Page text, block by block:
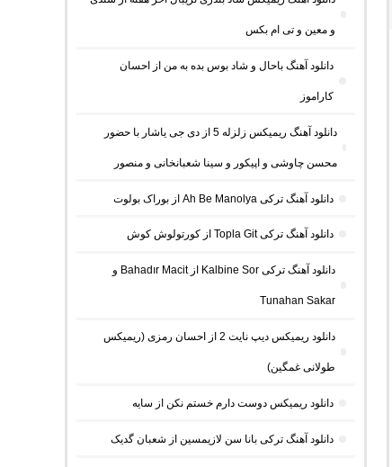
و معین و تی ام بکس
دانلود آهنگ باحال و شاد بوس بده به من از احسان
کاراموز
دانلود آهنگ ریمیکس زلزله 5 از دی جی یاشار با حضور
محسن چاوشی و اپیکور و سینا شعبانخانی و منصور
دانلود آهنگ ترکی Ah Be Manolya از بوراک بولوت
دانلود آهنگ ترکی Topla Git از کورتولوش کوش
دانلود آهنگ ترکی Kalbine Sor از Bahadır Macit و
Tunahan Sakar
دانلود ریمیکس دیپ نایت 2 از احسان رمزی (ریمیکس
طولانی غمگین)
دانلود ریمیکس دوست دارم خستم نکن از سایه
دانلود آهنگ ترکی بانا سن لازیمسین از شعبان گدیک